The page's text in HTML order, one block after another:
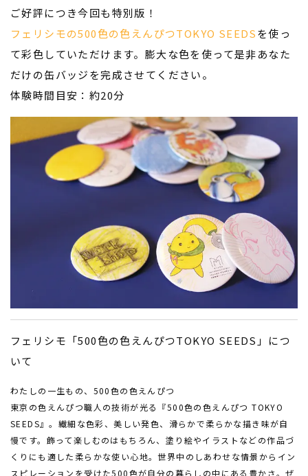
ご好評につき今回も特別版！
フェリシモの500色の色えんぴつTOKYO SEEDSを使っ
て彩色していただけます。膨大な色を使って是非あなた
だけの缶バッジを完成させてください。
体験時間目安：約20分
フェリシモ「500色の色えんぴつTOKYO SEEDS」につ
いて
わたしの一生もの、500色の色えんぴつ
東京の色えんぴつ職人の技術が光る『500色の色えんぴつ TOKYO
SEEDS』。繊細な色彩、美しい発色、滑らかで柔らかな描き味が自
慢です。飾って楽しむのはもちろん、塗り絵やイラストなどの作品づ
くりにも適した柔らかな使い心地。世界中のしあわせな情景からイン
スピレーションを受けた500色が自分の暮らしの中にある豊かさ。ぜ